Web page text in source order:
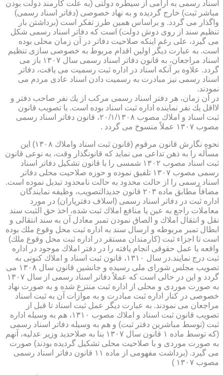
اسناد رسمی به آرامی از سیطره دولتی (به علت كارمند دولت بودن
مباشر ثبت) خارج گردیده و به نهاد خصوصی (دفاتر اسناد رسمی)
واگذار می گردد. و براساس همین طرز تفكر است (برداشتن بار
تنظیم سند از روی دوش دولت) است كه دفاتر اسناد رسمی شكل
می گیرد، علی رغم اینكه صلاحیت دفاتر در آن زمان محلی بوده
است. به عبارت دیگر اولین اقدام مربوط به خصوصی سازی تنظیم
اسناد مراجعان، به قانون دفاتر اسناد رسمی سال ۱۳۰۷ باز می
گردد. علاوه بر آنكه اسناد در اداره ثبت رسمیت می یافت، دفاتر
اسناد رسمی نیز مبادرت به رسمیت دادن اسناد عادی مردم می
نمودند.
در آن زمان، هر دفتر اسناد رسمی مركب از یك نفر صاحب دفتر و
لااقل یك نفر نماینده اداره ثبت اسناد بوده است. با تصویب قانون
ثبت اسناد و املاك مصوب ۲۰/۱/۱۳۰۸، قانون دفاتر اسناد رسمی
مصوب ۱۳۰۷ عملاً منسوخ می گردد .
نحوه نگارش قانون مرقوم (قانون ثبت اسناد واملاك ۱۳۰۸) این
مسأله را به ذهن تداعی می نماید كه قانونگذار وقت، به نوعی قانون
ثبت اسناد مصوب ۱۳۰۲ شمسی را با قانون تشكیل دفاتر اسناد
رسمی مصوب ۱۳۰۷ تلفیق نموده و حوزه صلاحیت محلی دفاتر
اسناد رسمی را از حالت محدود به حالت نامحدود تبدیل نموده است.
مضافاً مطابق ماده ۲۰۳ قانون جدیدالتصویب، وظیفه نمایندگان
اداره ثبت در دفاتر اسناد رسمی (اسلاف دفتریاران) در مورد
معاملات راجع به عین یا منافع املاك ثبت شده، اخذ حق الثبت سند
نقل و انتقال املاك و الصاق نمودن تمبر معادل آن به سند انتقالی و
ابطال تمبر مربوطه و ارسال سند به اداره ثبت محل وقوع ملك بوده
است تا اجزاء ثبت (كارمندان مستقر در اداره ثبت محل وقوع ملك)
واقعه یا عمل حقوقی انجام یافته را در دفتر املاك موجود در اداره
ثبت درج نمایند.در سال ۱۳۱۰، قانون ثبت اسناد و املاك كنونی به
تصویب مجلس شورای ملی رسیده و جانشین قانون سال ۱۳۰۸ می
گردد و این در حالی است كه عملاً دفاتر اسناد رسمی از سال ۱۳۰۷
به صورت موردی و محلی از اداره ثبت منتزع شده و به صورت نهاد
خصوصی در كنار اداره ثبت مبادرت و به موازات آن به ثبت اسناد
مراجعان می نمودند. به عبارت دیگر عمل ثبت اسناد تا قبل از
تصویب قانون ثبت اسناد و املاك مصوب ۱۳۱۰، هم به وسیله اداره
ثبت (توسط مباشرین دفتر ثبت) و هم به وسیله دفاتر اسناد رسمی
(كه توسط ماده ۱ قانون سال ۱۳۰۷ بنا به صلاحدید وزیر عدلیه، آنهم
به صورت موردی و با صلاحیت محلی تشكیل گردیده بودند) صورت
می گیرد. (برداشت مفهومی از ماده ۱۱ قانون دفاتر اسناد رسمی
مصوب ۱۳۰۷ )